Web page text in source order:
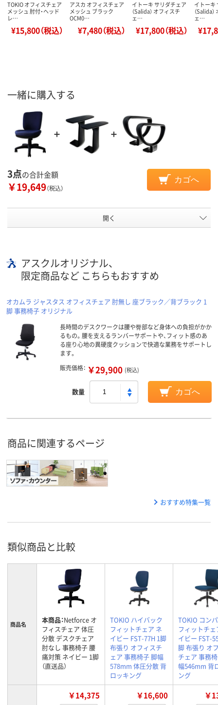
TOKIO オフィスチェア
メッシュ 肘付・ヘッド
レ…
¥15,800（税込）
アスカ オフィスチェア
メッシュ ブラック
OCM0…
¥7,480（税込）
イトーキ サリダチェア
（Salida） オフィスチ
ェ…
¥17,800（税込）
イトーキ
（Salida
ェ…
一緒に購入する
3点の合計金額
￥19,649（税込）
カゴへ
開く
アスクルオリジナル、
限定商品など こちらもおすすめ
オカムラ ジャスタス オフィスチェア 肘無し 座ブラック／背ブラック 1
脚 事務椅子 オリジナル
長時間のデスクワークは腰や臀部など身体への負担がかか
るもの。腰を支えるランバーサポートや、フィット感のあ
る座り心地の異硬度クッションで快適な業務をサポートし
ます。
販売価格： ￥29,900 (税込)
数量 カゴへ
商品に関連するページ
おすすめ特集一覧
類似商品と比較
商品名 本商品：Netforce オ
フィスチェア 体圧
分散 デスクチェア
肘なし 事務椅子 腰
痛対策 ネイビー 1脚
（直送品）
TOKIO ハイバック
フィットチェア ネ
イビー FST-77H 1脚
布張り オフィスチ
ェア 事務椅子 脚幅
578mm 体圧分散 背
ロッキング
TOKIO コン
フィットチェ
イビー FST-
脚 布張り オ
チェア 事務
幅546mm 背
ング
￥14,375 ￥16,600 ￥